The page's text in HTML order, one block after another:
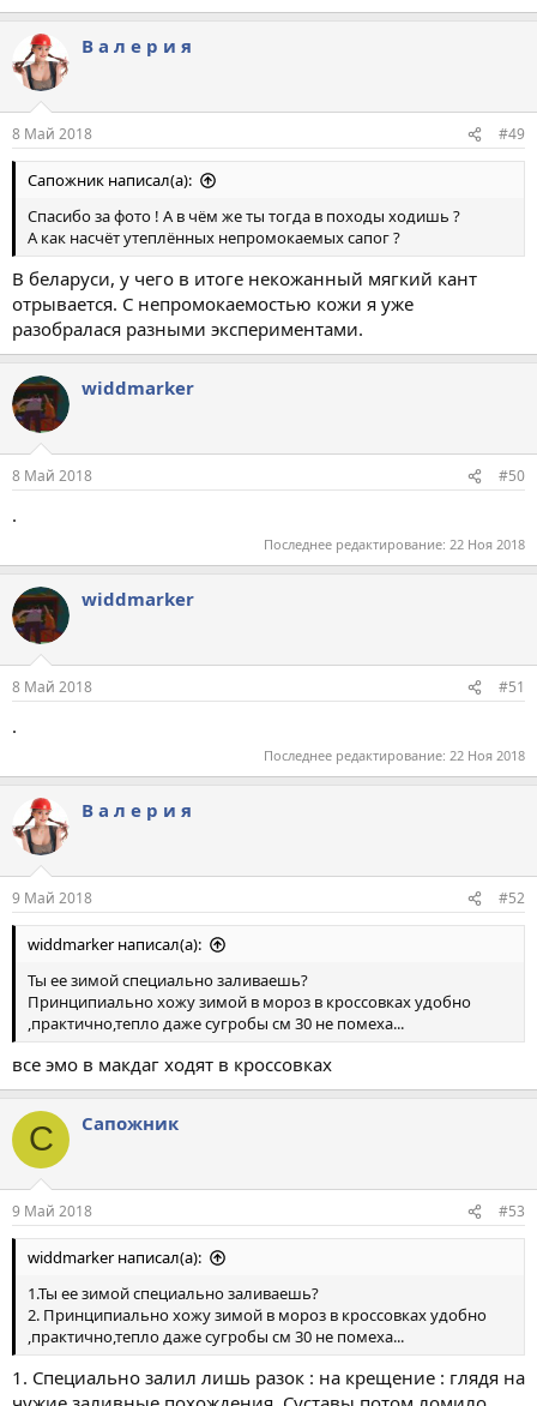
В а л е р и я
8 Май 2018 #49
Сапожник написал(а):
Спасибо за фото ! А в чём же ты тогда в походы ходишь ?
А как насчёт утеплённых непромокаемых сапог ?
В беларуси, у чего в итоге некожанный мягкий кант
отрывается. С непромокаемостью кожи я уже
разобралася разными экспериментами.
widdmarker
8 Май 2018 #50
.
Последнее редактирование: 22 Ноя 2018
widdmarker
8 Май 2018 #51
.
Последнее редактирование: 22 Ноя 2018
В а л е р и я
9 Май 2018 #52
widdmarker написал(а):
Ты ее зимой специально заливаешь?
Принципиально хожу зимой в мороз в кроссовках удобно
,практично,тепло даже сугробы см 30 не помеха...
все эмо в макдаг ходят в кроссовках
С Сапожник
9 Май 2018 #53
widdmarker написал(а):
1.Ты ее зимой специально заливаешь?
2. Принципиально хожу зимой в мороз в кроссовках удобно
,практично,тепло даже сугробы см 30 не помеха...
1. Специально залил лишь разок : на крещение : глядя на